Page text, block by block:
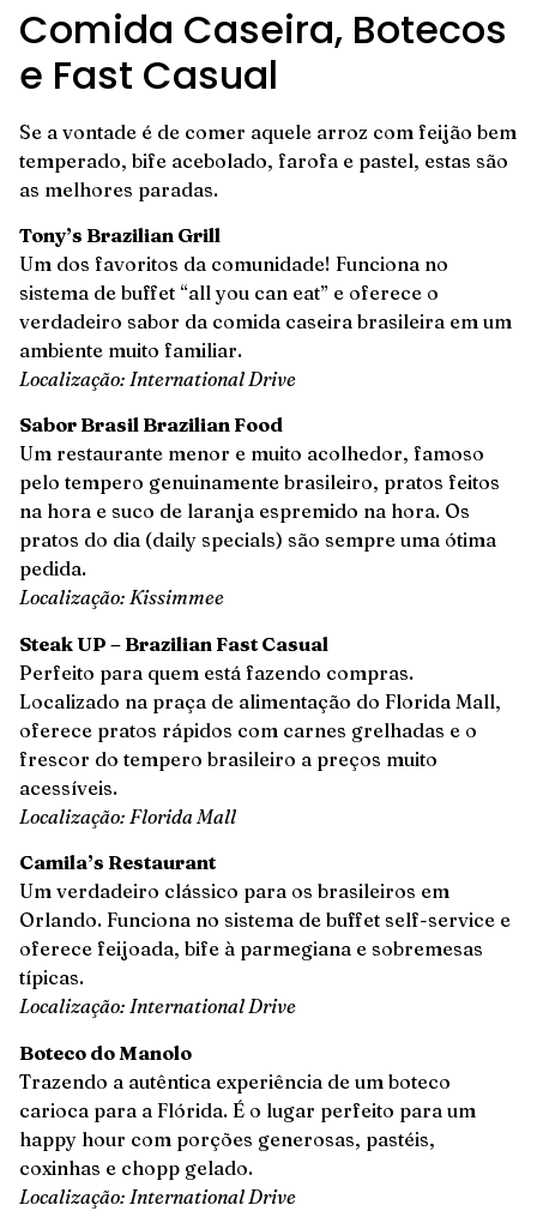
Comida Caseira, Botecos
e Fast Casual
Se a vontade é de comer aquele arroz com feijão bem
temperado, bife acebolado, farofa e pastel, estas são
as melhores paradas.
Tony’s Brazilian Grill
Um dos favoritos da comunidade! Funciona no
sistema de buffet “all you can eat” e oferece o
verdadeiro sabor da comida caseira brasileira em um
ambiente muito familiar.
Localização: International Drive
Sabor Brasil Brazilian Food
Um restaurante menor e muito acolhedor, famoso
pelo tempero genuinamente brasileiro, pratos feitos
na hora e suco de laranja espremido na hora. Os
pratos do dia (daily specials) são sempre uma ótima
pedida.
Localização: Kissimmee
Steak UP – Brazilian Fast Casual
Perfeito para quem está fazendo compras.
Localizado na praça de alimentação do Florida Mall,
oferece pratos rápidos com carnes grelhadas e o
frescor do tempero brasileiro a preços muito
acessíveis.
Localização: Florida Mall
Camila’s Restaurant
Um verdadeiro clássico para os brasileiros em
Orlando. Funciona no sistema de buffet self-service e
oferece feijoada, bife à parmegiana e sobremesas
típicas.
Localização: International Drive
Boteco do Manolo
Trazendo a autêntica experiência de um boteco
carioca para a Flórida. É o lugar perfeito para um
happy hour com porções generosas, pastéis,
coxinhas e chopp gelado.
Localização: International Drive